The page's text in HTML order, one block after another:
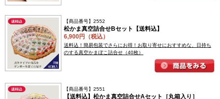
【商品番号】2552
松かま真空詰合せBセット【送料込】
6,900円（税込）
送料込！簡易包装でさらにお得！お取り寄せにおすすめな、日持ち
のする真空かまぼこ詰合せ（40枚）
【商品番号】2551
【送料込】松かま真空詰合せAセット［丸箱入り］